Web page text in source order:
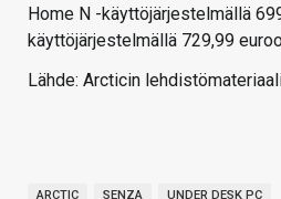
Home N -käyttöjärjestelmällä
käyttöjärjestelmällä 729,99
Lähde: Arcticin
ARCTIC SENZA UNDER DESK PC